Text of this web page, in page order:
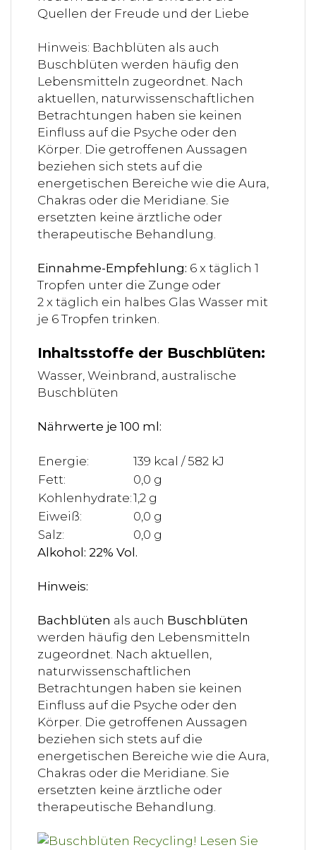
Quellen der Freude und der Liebe
Hinweis: Bachblüten als auch
Buschblüten werden häufig den
Lebensmitteln zugeordnet. Nach
aktuellen, naturwissenschaftlichen
Betrachtungen haben sie keinen
Einfluss auf die Psyche oder den
Körper. Die getroffenen Aussagen
beziehen sich stets auf die
energetischen Bereiche wie die Aura,
Chakras oder die Meridiane. Sie
ersetzten keine ärztliche oder
therapeutische Behandlung.
Einnahme-Empfehlung: 6 x täglich 1
Tropfen unter die Zunge oder
2 x täglich ein halbes Glas Wasser mit
je 6 Tropfen trinken.
Inhaltsstoffe der Buschblüten:
Wasser, Weinbrand, australische
Buschblüten
Nährwerte je 100 ml:
Energie:
139 kcal / 582 kJ
Fett:
0,0 g
Kohlenhydrate:1,2 g
Eiweiß:
0,0 g
Salz:
0,0 g
Alkohol: 22% Vol.
Hinweis:
Bachblüten als auch Buschblüten
werden häufig den Lebensmitteln
zugeordnet. Nach aktuellen,
naturwissenschaftlichen
Betrachtungen haben sie keinen
Einfluss auf die Psyche oder den
Körper. Die getroffenen Aussagen
beziehen sich stets auf die
energetischen Bereiche wie die Aura,
Chakras oder die Meridiane. Sie
ersetzten keine ärztliche oder
therapeutische Behandlung.